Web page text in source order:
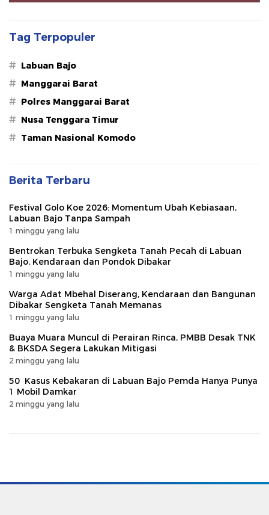
Tag Terpopuler
# Labuan Bajo
# Manggarai Barat
# Polres Manggarai Barat
# Nusa Tenggara Timur
# Taman Nasional Komodo
Berita Terbaru
Festival Golo Koe 2026: Momentum Ubah Kebiasaan,
Labuan Bajo Tanpa Sampah
1 minggu yang lalu
Bentrokan Terbuka Sengketa Tanah Pecah di Labuan
Bajo, Kendaraan dan Pondok Dibakar
1 minggu yang lalu
Warga Adat Mbehal Diserang, Kendaraan dan Bangunan
Dibakar Sengketa Tanah Memanas
1 minggu yang lalu
Buaya Muara Muncul di Perairan Rinca, PMBB Desak TNK
& BKSDA Segera Lakukan Mitigasi
2 minggu yang lalu
50 Kasus Kebakaran di Labuan Bajo Pemda Hanya Punya
1 Mobil Damkar
2 minggu yang lalu